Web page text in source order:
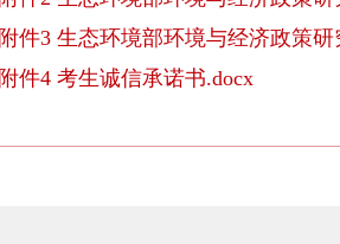
附件3 生态环境部环境与经济政策
附件4 考生诚信承诺书.docx